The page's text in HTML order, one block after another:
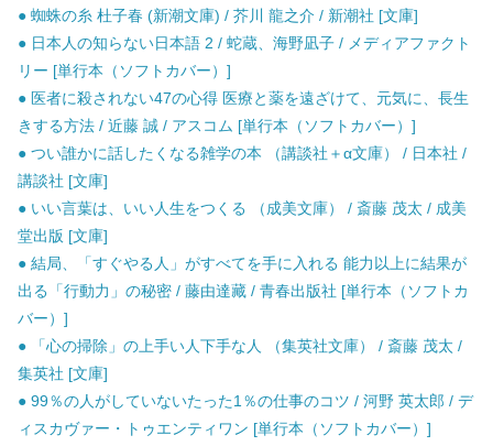
● 蜘蛛の糸 杜子春 (新潮文庫) / 芥川 龍之介 / 新潮社 [文庫]
● 日本人の知らない日本語 2 / 蛇蔵、海野凪子 / メディアファクト
リー [単行本（ソフトカバー）]
● 医者に殺されない47の心得 医療と薬を遠ざけて、元気に、長生
きする方法 / 近藤 誠 / アスコム [単行本（ソフトカバー）]
● つい誰かに話したくなる雑学の本 （講談社＋α文庫） / 日本社 /
講談社 [文庫]
● いい言葉は、いい人生をつくる （成美文庫） / 斎藤 茂太 / 成美
堂出版 [文庫]
● 結局、「すぐやる人」がすべてを手に入れる 能力以上に結果が
出る「行動力」の秘密 / 藤由達藏 / 青春出版社 [単行本（ソフトカ
バー）]
● 「心の掃除」の上手い人下手な人 （集英社文庫） / 斎藤 茂太 /
集英社 [文庫]
● 99％の人がしていないたった1％の仕事のコツ / 河野 英太郎 / デ
ィスカヴァー・トゥエンティワン [単行本（ソフトカバー）]